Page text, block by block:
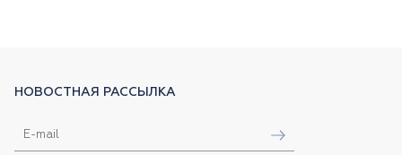
НОВОСТНАЯ РАССЫЛКА